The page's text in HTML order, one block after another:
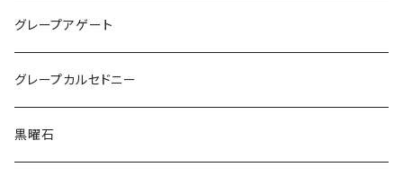
グレープアゲート
グレープカルセドニー
黒曜石